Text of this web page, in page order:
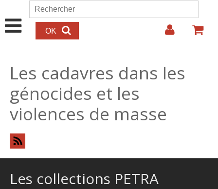
Aller au contenu principal
Formulaire de recherche
Rechercher
Les cadavres dans les
génocides et les
violences de masse
Les collections PETRA